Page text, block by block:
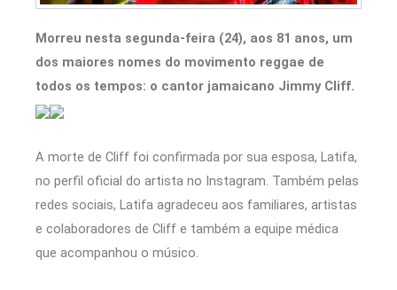
Morreu nesta segunda-feira (24), aos 81 anos, um
dos maiores nomes do movimento reggae de
todos os tempos: o cantor jamaicano Jimmy Cliff.
A morte de Cliff foi confirmada por sua esposa, Latifa,
no perfil oficial do artista no Instagram. Também pelas
redes sociais, Latifa agradeceu aos familiares, artistas
e colaboradores de Cliff e também a equipe médica
que acompanhou o músico.